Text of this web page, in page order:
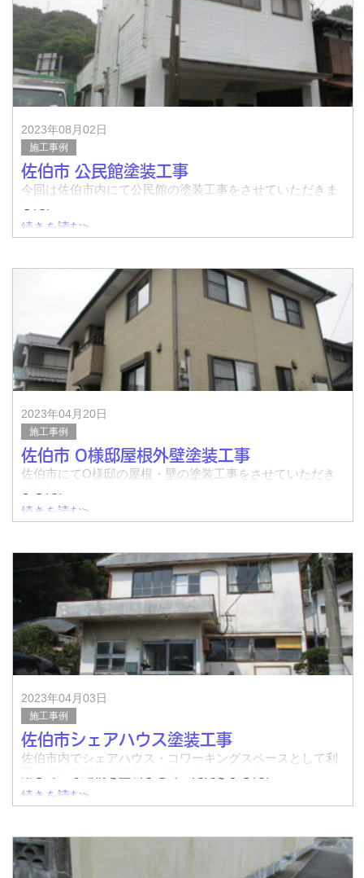
完了↓
着工前↓
2023年08月02日
施工事例
佐伯市 公民館塗装工事
今回は佐伯市内にて公民館の塗装工事をさせていただきま
着工前↓
続きを読む>
2023年04月20日
施工事例
佐伯市 O様邸屋根外壁塗装工事
佐伯市にてO様邸の屋根・壁の塗装工事をさせていただき
↓着工前（外壁）
↓完了
↓着工前（屋根）
↓
続きを読む>
2023年04月03日
施工事例
佐伯市シェアハウス塗装工事
佐伯市内でシェアハウス・コワーキングスペースとして利
くある状態でした
続きを読む>